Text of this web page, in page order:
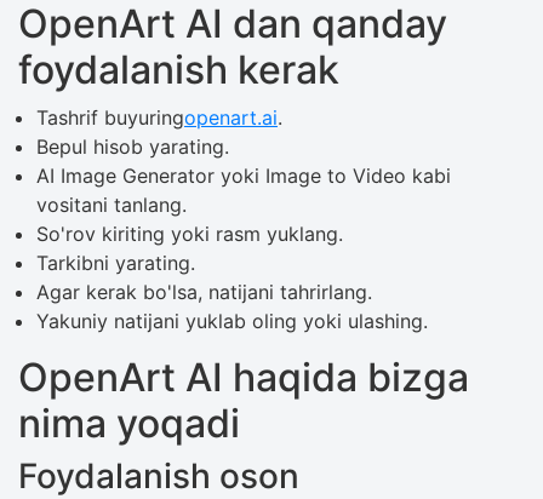
OpenArt AI dan qanday
foydalanish kerak
Tashrif buyuringopenart.ai.
Bepul hisob yarating.
AI Image Generator yoki Image to Video kabi
vositani tanlang.
So'rov kiriting yoki rasm yuklang.
Tarkibni yarating.
Agar kerak bo'lsa, natijani tahrirlang.
Yakuniy natijani yuklab oling yoki ulashing.
OpenArt AI haqida bizga
nima yoqadi
Foydalanish oson